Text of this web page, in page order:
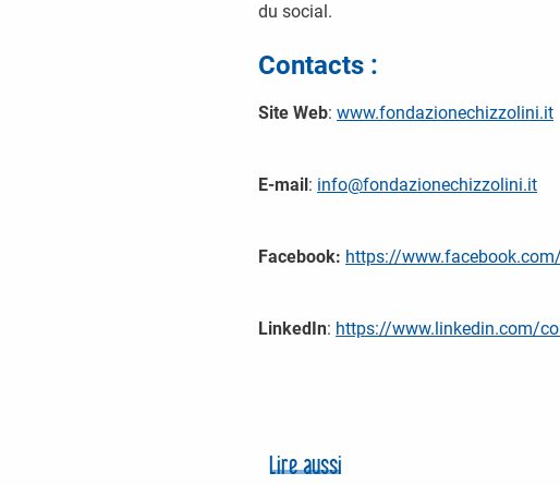
du social.
Contacts :
Site Web: www.fondazionechizzolini.it
E-mail: info@fondazionechizzolini.it
Facebook: https://
LinkedIn: https://www.linkedin.com/
Lire aussi